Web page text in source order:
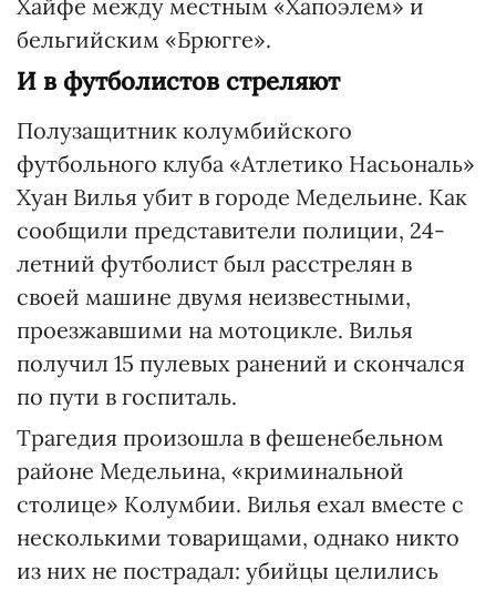
Хайфе между местным «Хапоэлем» и
бельгийским «Брюгге».
И в футболистов стреляют
Полузащитник колумбийского
футбольного клуба «Атлетико Насьональ»
Хуан Вилья убит в городе Медельине. Как
сообщили представители полиции, 24-
летний футболист был расстрелян в
своей машине двумя неизвестными,
проезжавшими на мотоцикле. Вилья
получил 15 пулевых ранений и скончался
по пути в госпиталь.
Трагедия произошла в фешенебельном
районе Медельина, «криминальной
столице» Колумбии. Вилья ехал вместе с
несколькими товарищами, однако никто
из них не пострадал: убийцы целились